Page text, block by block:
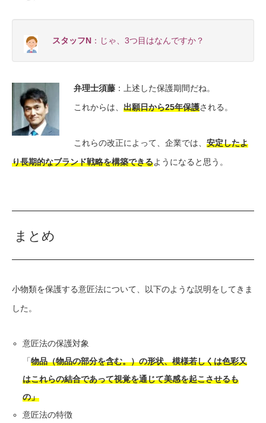
スタッフN ：じゃ、3つ目はなんですか？
弁理士須藤 ：上述した保護期間だね。
これからは、 出願日から25年保護される。
これらの改正によって、企業では、 安定したよ
り長期的なブランド戦略を構築できるようになると思う。
まとめ
小物類を保護する意匠法について、以下のような説明をしてきま
した。
意匠法の保護対象
「物品（物品の部分を含む。）の形状、模様若しくは色彩又
はこれらの結合であって視覚を通じて美感を起こさせるも
の」
意匠法の特徴